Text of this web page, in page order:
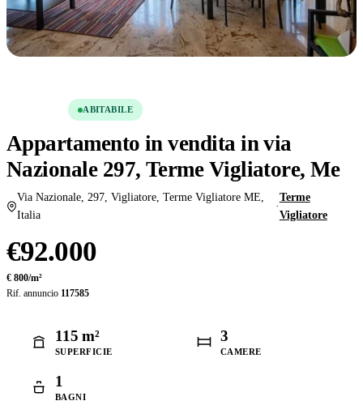
ABITABILE
Appartamento in vendita in via
Nazionale 297, Terme Vigliatore, Me
Via Nazionale, 297, Vigliatore, Terme Vigliatore ME,
Italia
·
Terme
Vigliatore
€92.000
€ 800/m²
Rif. annuncio 117585
115 m²
SUPERFICIE
3
CAMERE
1
BAGNI